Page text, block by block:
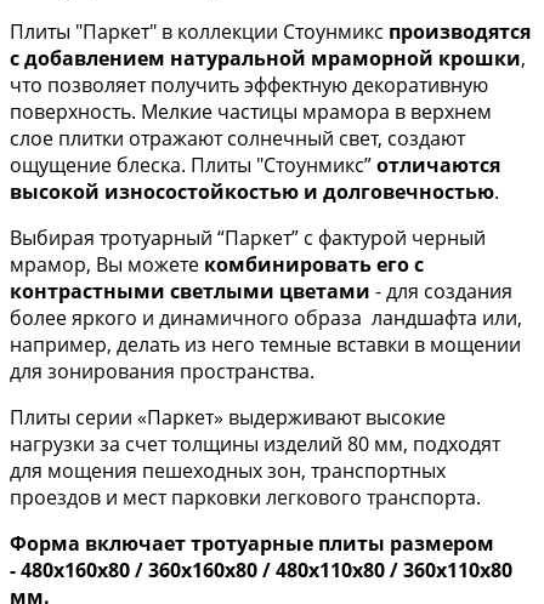
Плиты "Паркет" в коллекции Стоунмикс производятся
с добавлением натуральной мраморной крошки,
что позволяет получить эффектную декоративную
поверхность. Мелкие частицы мрамора в верхнем
слое плитки отражают солнечный свет, создают
ощущение блеска. Плиты "Стоунмикс”отличаются
высокой износостойкостью и долговечностью.
Выбирая тротуарный “Паркет” с фактурой черный
мрамор, Вы можете комбинировать его с
контрастными светлыми цветами - для создания
более яркого и динамичного образа ландшафта или,
например, делать из него темные вставки в мощении
для зонирования пространства.
Плиты серии «Паркет» выдерживают высокие
нагрузки за счет толщины изделий 80 мм, подходят
для мощения пешеходных зон, транспортных
проездов и мест парковки легкового транспорта.
Форма включает тротуарные плиты размером
- 480х160х80 / 360х160х80 / 480х110х80 / 360х110х80
мм.